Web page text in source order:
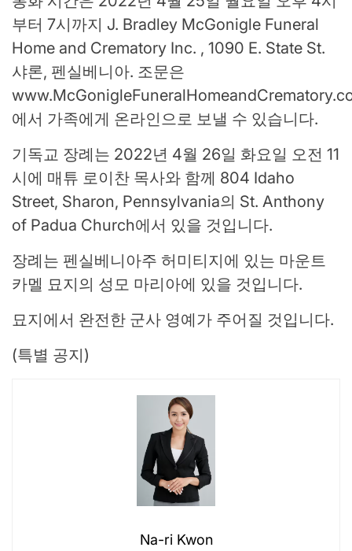
부터 7시까지 J. Bradley McGonigle Funeral
Home and Crematory Inc. , 1090 E. State St.
샤론, 펜실베니아. 조문은
에서 가족에게 온라인으로 보낼 수 있습니다.
기독교 장례는 2022년 4월 26일 화요일 오전 11
시에 매튜 로이찬 목사와 함께 804 Idaho
Street, Sharon, Pennsylvania의 St. Anthony
of Padua Church에서 있을 것입니다.
장례는 펜실베니아주 허미티지에 있는 마운트
카멜 묘지의 성모 마리아에 있을 것입니다.
묘지에서 완전한 군사 영예가 주어질 것입니다.
(특별 공지)
Na-ri Kwon